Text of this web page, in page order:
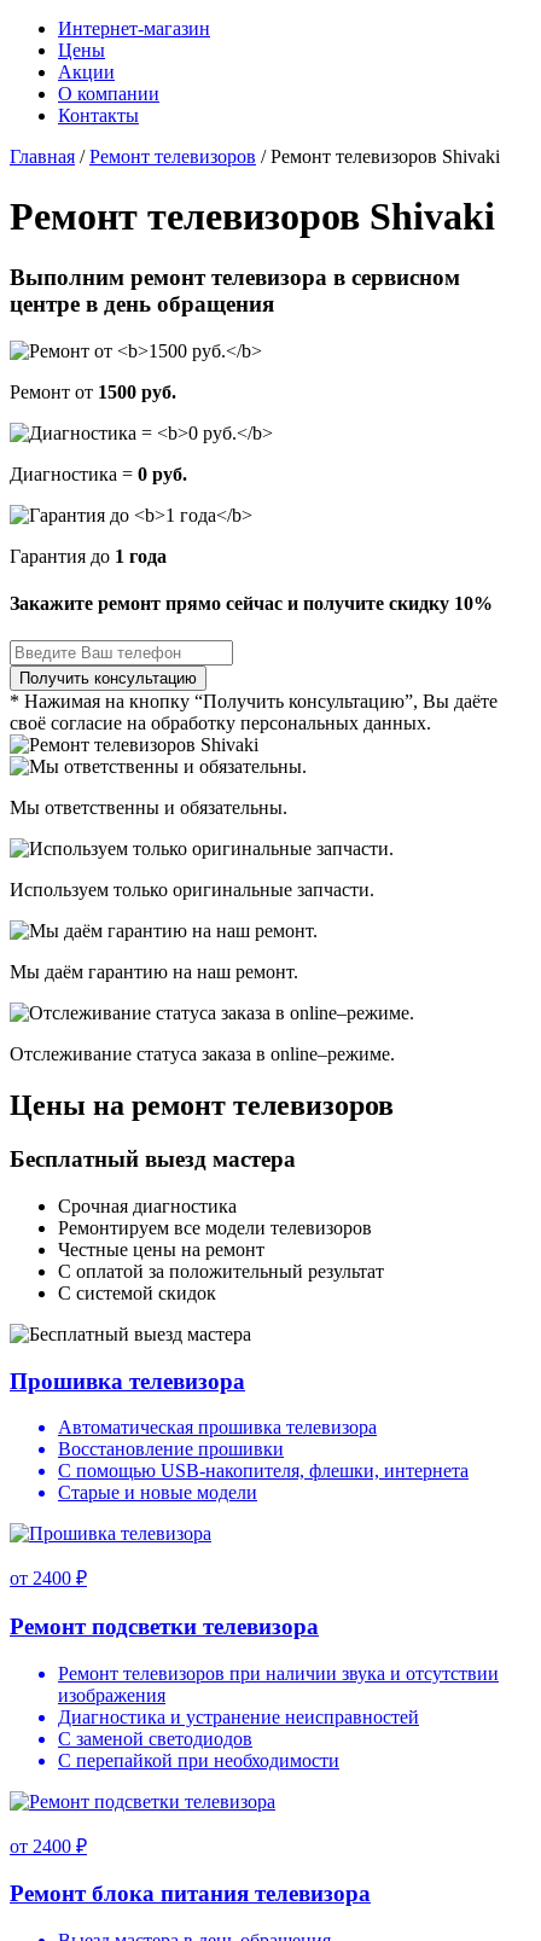
Интернет-магазин
Цены
Акции
О компании
Контакты
Главная /Ремонт телевизоров /Ремонт телевизоров Shivaki
Ремонт телевизоров Shivaki
Выполним ремонт телевизора в сервисном
центре в день обращения
Ремонт от 1500 руб.
Диагностика = 0 руб.
Гарантия до 1 года
Закажите ремонт прямо сейчас и получите скидку 10%
* Нажимая на кнопку “Получить консультацию”, Вы даёте
своё согласие на обработку персональных данных.
Мы ответственны и обязательны.
Используем только оригинальные запчасти.
Мы даём гарантию на наш ремонт.
Отслеживание статуса заказа в оnline–режиме.
Цены на ремонт телевизоров
Бесплатный выезд мастера
Срочная диагностика
Ремонтируем все модели телевизоров
Честные цены на ремонт
С оплатой за положительный результат
С системой скидок
Прошивка телевизора
Автоматическая прошивка телевизора
Восстановление прошивки
С помощью USB-накопителя, флешки, интернета
Старые и новые модели
от 2400 ₽
Ремонт подсветки телевизора
Ремонт телевизоров при наличии звука и отсутствии
изображения
Диагностика и устранение неисправностей
С заменой светодиодов
С перепайкой при необходимости
от 2400 ₽
Ремонт блока питания телевизора